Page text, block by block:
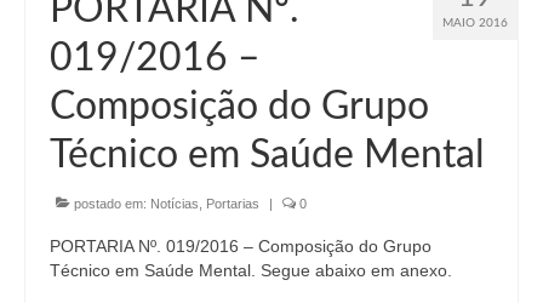
MAIO 2016
PORTARIA Nº.
019/2016 –
Composição do Grupo
Técnico em Saúde Mental
postado em: Notícias Portarias | 0
PORTARIA Nº. 019/2016 – Composição do Grupo
Técnico em Saúde Mental. Segue abaixo em anexo.